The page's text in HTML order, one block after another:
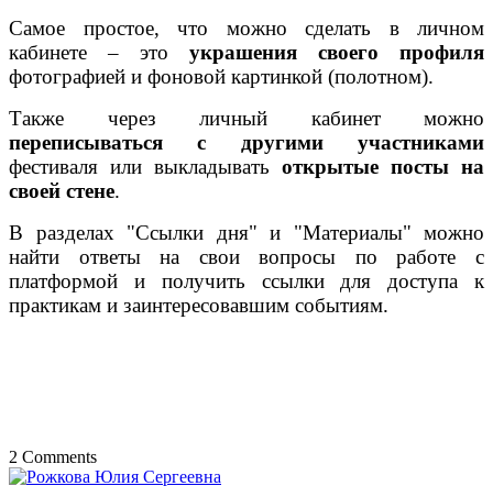
Самое простое, что можно сделать в личном
кабинете – это украшения своего профиля
фотографией и фоновой картинкой (полотном).
Также через личный кабинет можно
переписываться с другими участниками
фестиваля или выкладывать открытые посты на
своей стене.
В разделах "Ссылки дня" и "Материалы" можно
найти ответы на свои вопросы по работе с
платформой и получить ссылки для доступа к
практикам и заинтересовавшим событиям.
2 Comments